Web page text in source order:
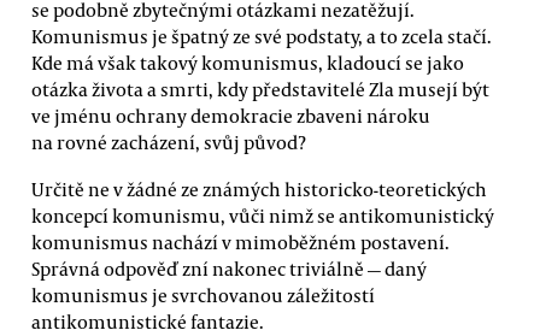
se podobně zbytečnými otázkami nezatěžují.
Komunismus je špatný ze své podstaty, a to zcela stačí.
Kde má však takový komunismus, kladoucí se jako
otázka života a smrti, kdy představitelé Zla musejí být
ve jménu ochrany demokracie zbaveni nároku
na rovné zacházení, svůj původ?
Určitě ne v žádné ze známých historicko-teoretických
koncepcí komunismu, vůči nimž se antikomunistický
komunismus nachází v mimoběžném postavení.
Správná odpověď zní nakonec triviálně — daný
komunismus je svrchovanou záležitostí
antikomunistické fantazie.